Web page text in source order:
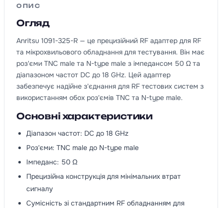
ОПИС
Огляд
Anritsu 1091-325-R — це прецизійний RF адаптер для RF
та мікрохвильового обладнання для тестування. Він має
роз'єми TNC male та N-type male з імпедансом 50 Ω та
діапазоном частот DC до 18 GHz. Цей адаптер
забезпечує надійне з'єднання для RF тестових систем з
використанням обох роз'ємів TNC та N-type male.
Основні характеристики
Діапазон частот: DC до 18 GHz
Роз'єми: TNC male до N-type male
Імпеданс: 50 Ω
Прецизійна конструкція для мінімальних втрат
сигналу
Сумісність зі стандартним RF обладнанням для